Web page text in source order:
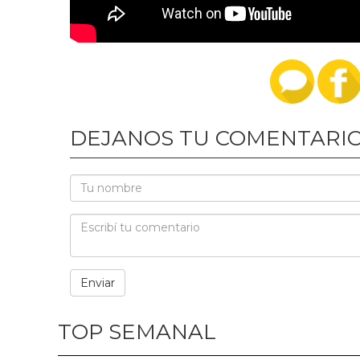
DEJANOS TU
TOP SEMANAL